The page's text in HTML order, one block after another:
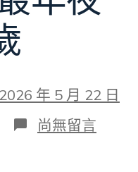
2026 年 5 月 22 日
在
〈上
尚無留言